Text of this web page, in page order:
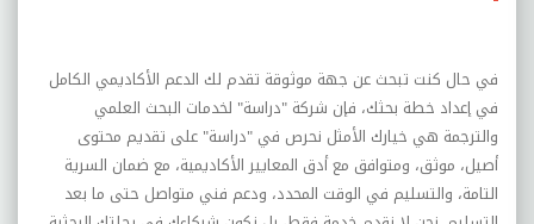
في حال كنت تبحث عن جهة موثوقة تقدم لك الدعم الأكاديمي الكامل
في إعداد خطة بحثك، فإن شركة "دراسة" لخدمات البحث العلمي
والترجمة هي خيارك الأمثل نحرص في "دراسة" على تقديم محتوى
أصيل، موثق، ومتوافق مع أدق المعايير الأكاديمية، مع ضمان السرية
التامة، والتسليم في الوقت المحدد، ودعم فني متواصل حتى ما بعد